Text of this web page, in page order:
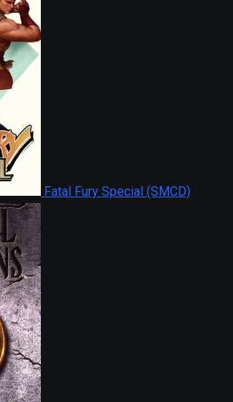
Fatal Fury Special (SMCD)